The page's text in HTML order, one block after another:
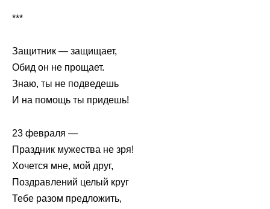
***
Защитник — защищает,
Обид он не прощает.
Знаю, ты не подведешь
И на помощь ты придешь!
23 февраля —
Праздник мужества не зря!
Хочется мне, мой друг,
Поздравлений целый круг
Тебе разом предложить,